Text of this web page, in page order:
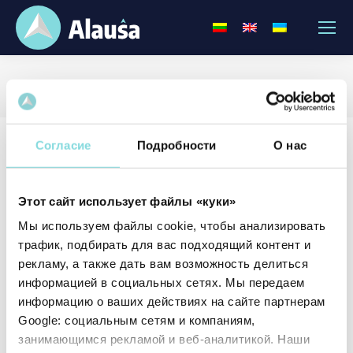
Согласие Подробности О нас
Этот сайт использует файлы «куки»
Мы используем файлы cookie, чтобы анализировать
трафик, подбирать для вас подходящий контент и
рекламу, а также дать вам возможность делиться
информацией в социальных сетях. Мы передаем
информацию о ваших действиях на сайте партнерам
Google: социальным сетям и компаниям,
занимающимся рекламой и веб-аналитикой. Наши